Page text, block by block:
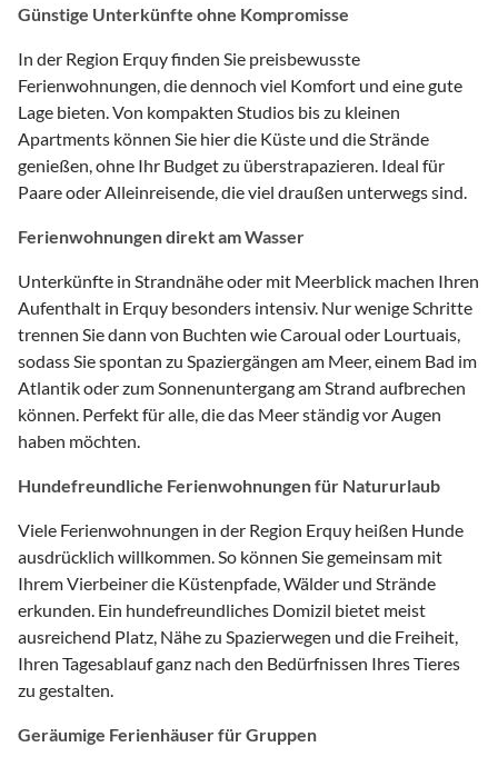
Günstige Unterkünfte ohne Kompromisse
In der Region Erquy finden Sie preisbewusste
Ferienwohnungen, die dennoch viel Komfort und eine gute
Lage bieten. Von kompakten Studios bis zu kleinen
Apartments können Sie hier die Küste und die Strände
genießen, ohne Ihr Budget zu überstrapazieren. Ideal für
Paare oder Alleinreisende, die viel draußen unterwegs sind.
Ferienwohnungen direkt am Wasser
Unterkünfte in Strandnähe oder mit Meerblick machen Ihren
Aufenthalt in Erquy besonders intensiv. Nur wenige Schritte
trennen Sie dann von Buchten wie Caroual oder Lourtuais,
sodass Sie spontan zu Spaziergängen am Meer, einem Bad im
Atlantik oder zum Sonnenuntergang am Strand aufbrechen
können. Perfekt für alle, die das Meer ständig vor Augen
haben möchten.
Hundefreundliche Ferienwohnungen für Natururlaub
Viele Ferienwohnungen in der Region Erquy heißen Hunde
ausdrücklich willkommen. So können Sie gemeinsam mit
Ihrem Vierbeiner die Küstenpfade, Wälder und Strände
erkunden. Ein hundefreundliches Domizil bietet meist
ausreichend Platz, Nähe zu Spazierwegen und die Freiheit,
Ihren Tagesablauf ganz nach den Bedürfnissen Ihres Tieres
zu gestalten.
Geräumige Ferienhäuser für Gruppen